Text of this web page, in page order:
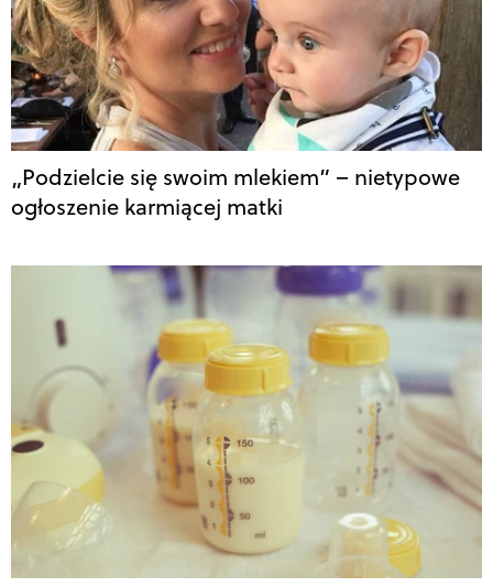
„Podzielcie się swoim mlekiem” – nietypowe
ogłoszenie karmiącej matki